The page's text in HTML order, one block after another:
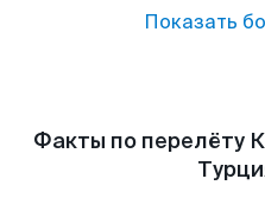
Показать
Факты по перелёту